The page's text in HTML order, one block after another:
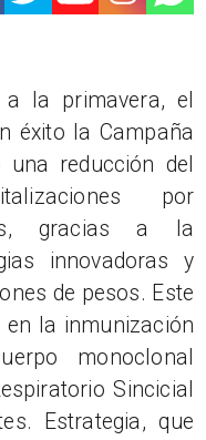
la primavera, el
éxito la Campaña
reducción del
por
gracias a la
innovadoras y
de pesos. Este
la inmunización
monoclonal
Sincicial
Estrategia, que